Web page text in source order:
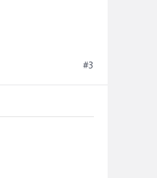
#3